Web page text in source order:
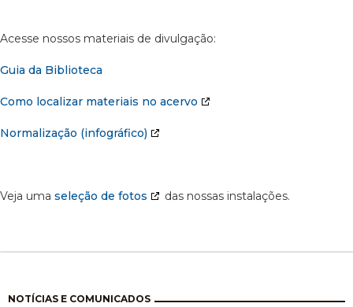
Acesse nossos materiais de divulgação:
Guia da Biblioteca
Como localizar materiais no acervo
Normalização (infográfico)
Veja uma seleção de fotos das nossas instalações.
NOTÍCIAS E COMUNICADOS
Paginación